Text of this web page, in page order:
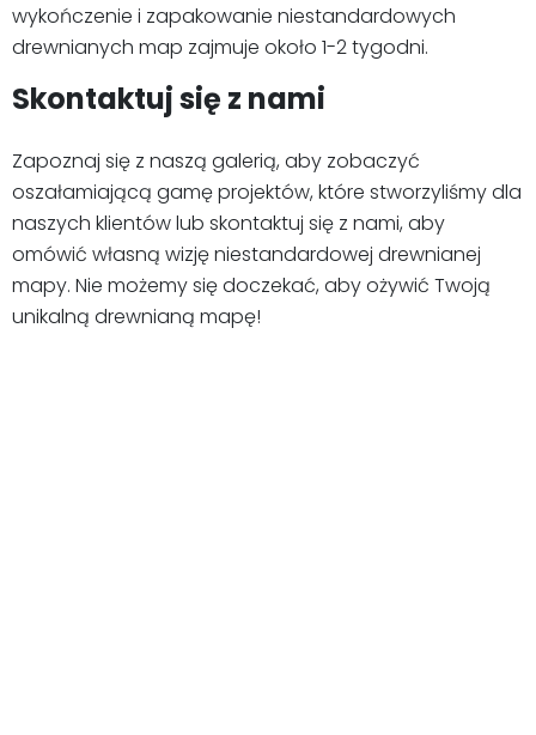
wykończenie i zapakowanie niestandardowych
drewnianych map zajmuje około 1-2 tygodni.
Skontaktuj się z nami
Zapoznaj się z naszą galerią, aby zobaczyć
oszałamiającą gamę projektów, które stworzyliśmy dla
naszych klientów lub skontaktuj się z nami, aby
omówić własną wizję niestandardowej drewnianej
mapy. Nie możemy się doczekać, aby ożywić Twoją
unikalną drewnianą mapę!